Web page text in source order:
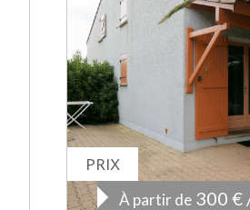
PRIX
À partir de 300 €